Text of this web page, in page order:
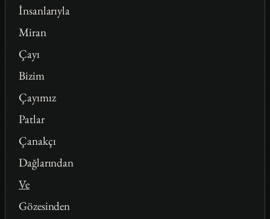
İnsanlarıyla
Miran
Çayı
Bizim
Çayımız
Patlar
Çanakçı
Dağlarından
Ve
Gözesinden